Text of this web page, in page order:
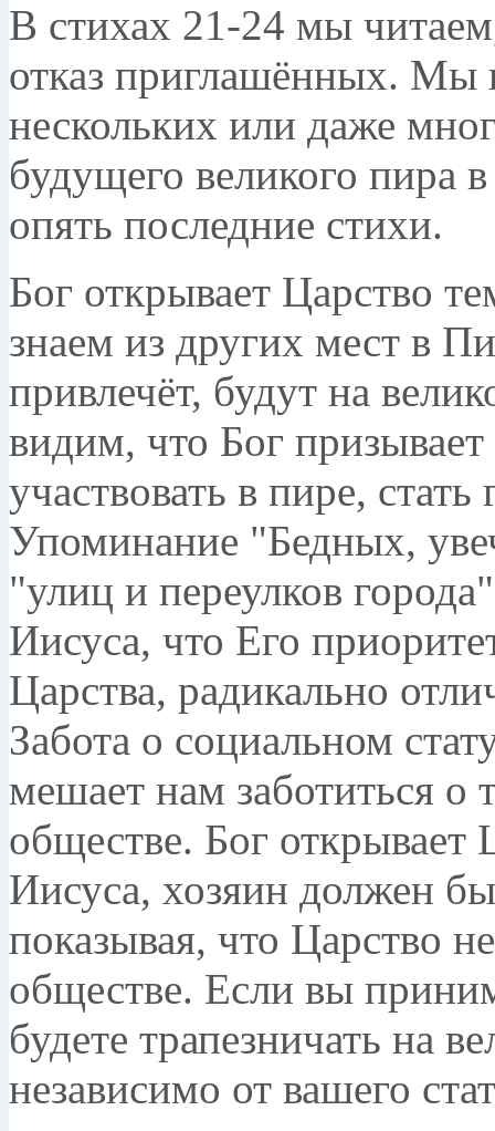
В стихах 21-24 мы
отказ приглашённых. Мы
нескольких или даже
будущего великого пира
опять последние стихи.
Бог открывает Царство
знаем из других мест в
привлечёт, будут на
видим, что Бог
участвовать в пире,
Упоминание "Бедных,
"улиц и переулков
Иисуса, что Его
Царства, радикально
Забота о социальном
мешает нам заботиться о
обществе. Бог открывает
Иисуса, хозяин должен
показывая, что Царство
обществе. Если вы
будете трапезничать на
независимо от вашего